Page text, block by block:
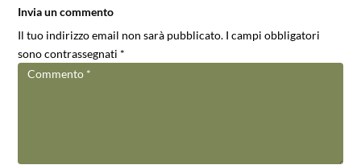
Invia un commento
Il tuo indirizzo email non sarà pubblicato. I campi obbligatori
sono contrassegnati *